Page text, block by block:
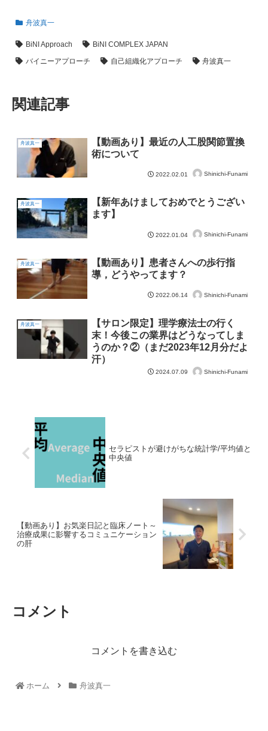
舟波真一
BiNI Approach
BiNI COMPLEX JAPAN
バイニーアプローチ
自己組織化アプローチ 舟波真一
関連記事
舟波真一
【動画あり】最近の人工股関節置換
術について
2022.02.01 Shinichi-Funami
舟波真一
【新年あけましておめでとうござい
ます】
2022.01.04 Shinichi-Funami
舟波真一
【動画あり】患者さんへの歩行指
導，どうやってます？
2022.06.14 Shinichi-Funami
舟波真一
【サロン限定】理学療法士の行く
末！今後この業界はどうなってしま
うのか？②（まだ2023年12月分だよ
汗）
2024.07.09 Shinichi-Funami
セラピストが避けがちな統計学/平均値と
中央値
【動画あり】お気楽日記と臨床ノート～
治療成果に影響するコミュニケーション
の肝
コメント
コメントを書き込む
ホーム 舟波真一